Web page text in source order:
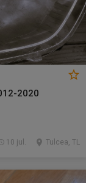
2020
Tulcea, TL
10 jul.